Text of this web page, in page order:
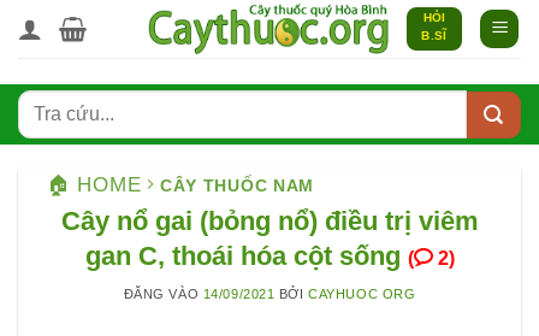
qua
dung
HỎI
B.SĨ
🏠 HOME CÂY THUỐC NAM
Cây nổ gai (bỏng nổ) điều trị viêm
gan C, thoái hóa cột sống ( 2)
ĐĂNG VÀO 14/09/2021 BỞICAYHUOC ORG